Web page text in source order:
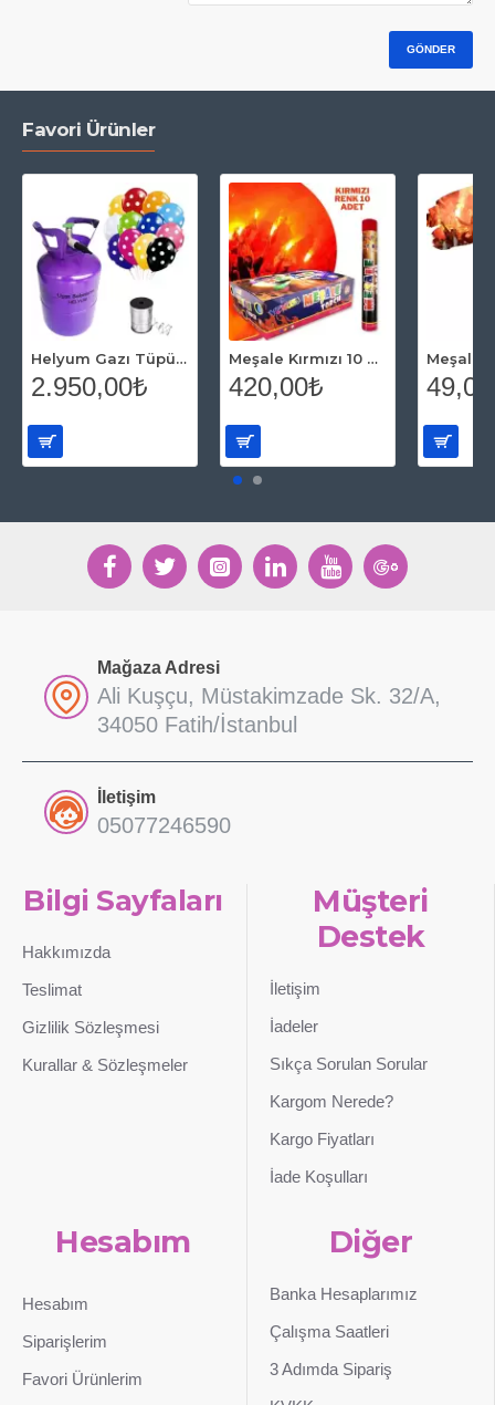
GÖNDER
Favori Ürünler
Helyum Gazı Tüpü 2.2 lt (20 Adet Puantiyeli Balon Hediye)
2.950,00₺
Meşale Kırmızı 10 Adet
420,00₺
Mağaza Adresi
Ali Kuşçu, Müstakimzade Sk. 32/A,
34050 Fatih/İstanbul
İletişim
05077246590
Bilgi Sayfaları
Hakkımızda
Teslimat
Gizlilik Sözleşmesi
Kurallar & Sözleşmeler
Müşteri
Destek
İletişim
İadeler
Sıkça Sorulan Sorular
Kargom Nerede?
Kargo Fiyatları
İade Koşulları
Hesabım
Hesabım
Siparişlerim
Favori Ürünlerim
Diğer
Banka Hesaplarımız
Çalışma Saatleri
3 Adımda Sipariş